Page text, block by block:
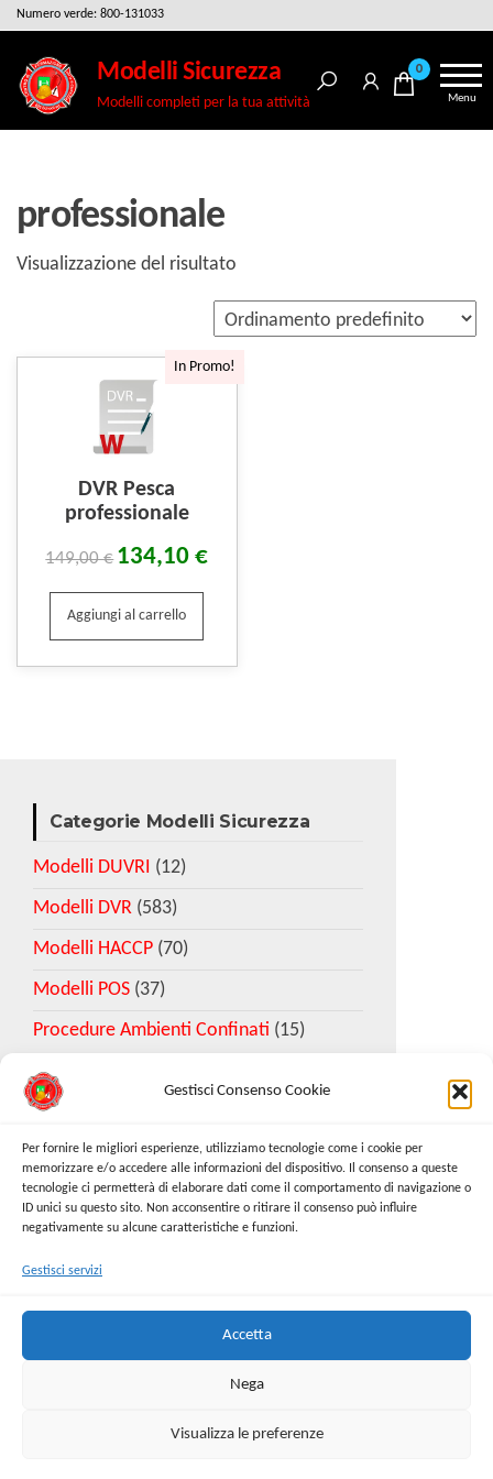
Gestisci Consenso Cookie
Per fornire le migliori esperienze, utilizziamo tecnologie come i cookie per
memorizzare e/o accedere alle informazioni del dispositivo. Il consenso a queste
tecnologie ci permetterà di elaborare dati come il comportamento di navigazione o
ID unici su questo sito. Non acconsentire o ritirare il consenso può influire
negativamente su alcune caratteristiche e funzioni.
Gestisci servizi
Accetta
Nega
Visualizza le preferenze
Salta
vai
contenuto
Numero verde: 800-131033
Modelli Sicurezza
Modelli completi per la tua attività
0
Menu
professionale
Visualizzazione del risultato
In Promo!
DVR Pesca
professionale
149,00€ 134,10€
Aggiungi al carrello
Categorie Modelli Sicurezza
Modelli DUVRI (12)
Modelli DVR (583)
Modelli HACCP (70)
Modelli POS (37)
Procedure Ambienti Confinati (15)
Richiedi Modello